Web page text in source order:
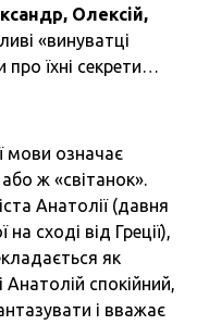
Олексій,
«винуватці
їхні секрети…
мови означає
ж «світанок».
Анатолії (давня
сході від Греції),
як
Анатолій спокійний,
і вважає